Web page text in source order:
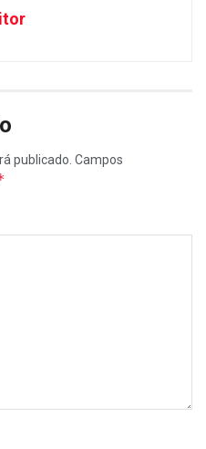
publicado. Campos